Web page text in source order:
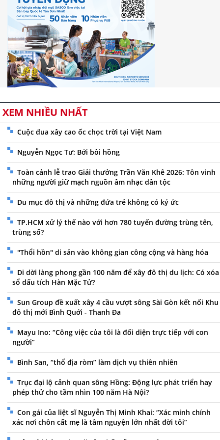
XEM NHIỀU NHẤT
Cuộc đua xây cao ốc chọc trời tại Việt Nam
Nguyễn Ngọc Tư: Bởi bôi hồng
Toàn cảnh lễ trao Giải thưởng Trần Văn Khê 2026: Tôn vinh
những người giữ mạch nguồn âm nhạc dân tộc
Du mục đô thị và những đứa trẻ không có ký ức
TP.HCM xử lý thế nào với hơn 780 tuyến đường trùng tên,
trùng số?
"Thổi hồn" di sản vào không gian công cộng và hàng hóa
Di dời làng phong gần 100 năm để xây đô thị du lịch: Có xóa
sổ dấu tích Hàn Mặc Tử?
Sun Group đề xuất xây 4 cầu vượt sông Sài Gòn kết nối Khu
đô thị mới Bình Quới - Thanh Đa
Mayu Ino: “Công việc của tôi là đối diện trực tiếp với con
người”
Bình San, “thổ địa ròm” làm dịch vụ thiên nhiên
Trục đại lộ cảnh quan sông Hồng: Động lực phát triển hay
phép thử cho tầm nhìn 100 năm Hà Nội?
Con gái của liệt sĩ Nguyễn Thị Minh Khai: “Xác minh chính
xác nơi chôn cất mẹ là tâm nguyện lớn nhất đời tôi”